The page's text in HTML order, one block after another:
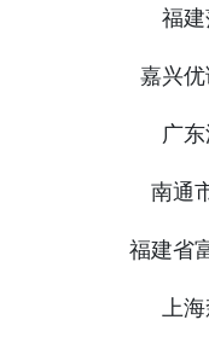
福
嘉兴
广
南通
福建省
上